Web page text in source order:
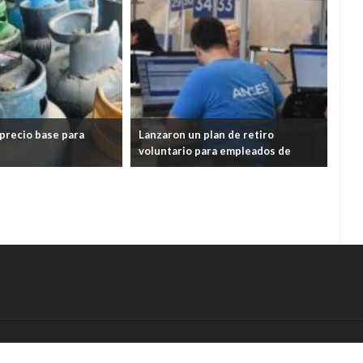
de retiro
empleados de
Es oficial el aumento de las
jubilaciones en agosto